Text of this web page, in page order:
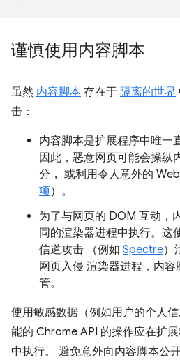
谨慎使用内容脚本
虽然 内容脚本 存在于 隔离的世界
击：
内容脚本是扩展程序中唯一
因此，恶意网页可能会操纵
分， 或利用令人意外的
项）。
为了与网页的 DOM 互动，
同的渲染器进程中执行。这
信道攻击 （例如 Spectre）
网页入侵 渲染器进程，内
管。
使用敏感数据（例如用户的个人
能的 Chrome API 的操作应在扩
中执行。 避免意外向内容脚本公